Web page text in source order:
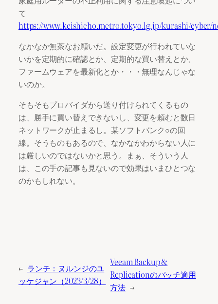
て
https://www.keishicho.metro.tokyo.lg.jp/kurashi/cyber/
なかなか無茶なお願いだ。設定変更が行われていな
いかを定期的に確認とか、定期的な買い替えとか、
ファームウェアを最新化とか・・・無理なんじゃな
いのか。
そもそもプロバイダから送り付けられてくるもの
は、勝手に買い替えできないし、変更を頼むと数日
ネットワークが止まるし。某ソフトバンク○の回
線。そうものもあるので、なかなかわからない人に
は厳しいのではないかと思う。まぁ、そういう人
は、この手の記事も見ないので効果はいまひとつな
のかもしれない。
← ランチ：ヌルンジのユ
ッケジャン（2023/3/28）
Veeam Backup &
Replicationのパッチ適用
方法 →